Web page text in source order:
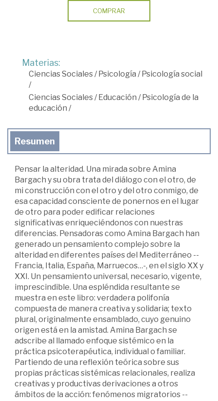
COMPRAR
Materias:
Ciencias Sociales/ Psicología / Psicología social
/
Ciencias Sociales/ Educación / Psicología de la
educación /
Resumen
Pensar la alteridad. Una mirada sobre Amina
Bargach y su obra trata del diálogo con el otro, de
mi construcción con el otro y del otro conmigo, de
esa capacidad consciente de ponernos en el lugar
de otro para poder edificar relaciones
significativas enriqueciéndonos con nuestras
diferencias. Pensadoras como Amina Bargach han
generado un pensamiento complejo sobre la
alteridad en diferentes países del Mediterráneo --
Francia, Italia, España, Marruecos…-, en el siglo XX y
XXI. Un pensamiento universal, necesario, vigente,
imprescindible. Una espléndida resultante se
muestra en este libro: verdadera polifonía
compuesta de manera creativa y solidaria; texto
plural, originalmente ensamblado, cuyo genuino
origen está en la amistad. Amina Bargach se
adscribe al llamado enfoque sistémico en la
práctica psicoterapéutica, individual o familiar.
Partiendo de una reflexión teórica sobre sus
propias prácticas sistémicas relacionales, realiza
creativas y productivas derivaciones a otros
ámbitos de la acción: fenómenos migratorios --